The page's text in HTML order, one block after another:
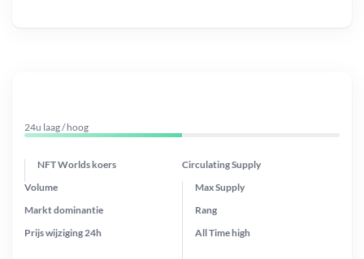
24u laag / hoog
NFT Worlds koers Circulating Supply
Prijs wijziging 24h
Max Supply
Markt dominantie
Volume
Rang
All Timehigh